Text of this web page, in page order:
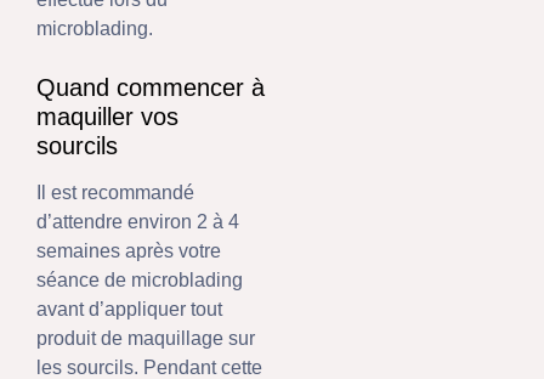
microblading.
Quand commencer à
maquiller vos
sourcils
Il est recommandé
d’attendre environ 2 à 4
semaines après votre
séance de microblading
avant d’appliquer tout
produit de maquillage sur
les sourcils. Pendant cette